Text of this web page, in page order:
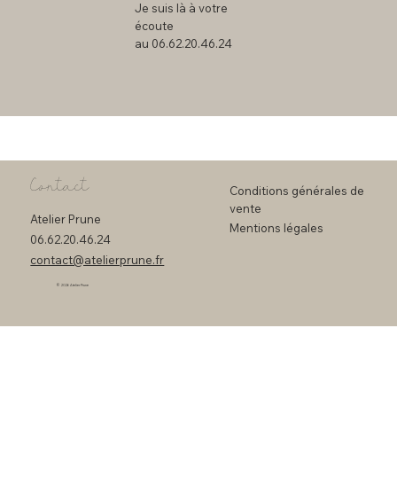
Je suis là à votre
écoute
au 06.62.20.46.24
Contact
Atelier Prune
06.62.20.46.24
contact@atelierprune.fr
Conditions générales de
vente
Mentions légales
© 2026 Atelier Prune